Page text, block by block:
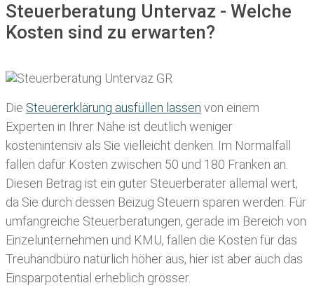
Steuerberatung Untervaz - Welche
Kosten sind zu erwarten?
Die Steuererklärung ausfüllen lassen von einem
Experten in Ihrer Nähe ist deutlich weniger
kostenintensiv als Sie vielleicht denken. Im Normalfall
fallen dafür Kosten zwischen 50 und 180 Franken an.
Diesen Betrag ist ein guter Steuerberater allemal wert,
da Sie durch dessen Beizug Steuern sparen werden. Für
umfangreiche Steuerberatungen, gerade im Bereich von
Einzelunternehmen und KMU, fallen die Kosten für das
Treuhandbüro natürlich höher aus, hier ist aber auch das
Einsparpotential erheblich grösser.